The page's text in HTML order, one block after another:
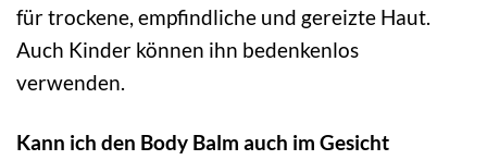
für trockene, empfindliche und gereizte Haut.
Auch Kinder können ihn bedenkenlos
verwenden.
Kann ich den Body Balm auch im Gesicht